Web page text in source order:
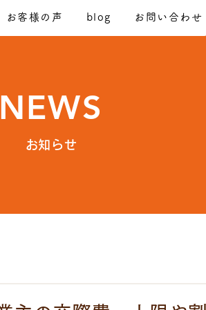
お客様の声 blog お問い合わせ
NEWS
​お知らせ